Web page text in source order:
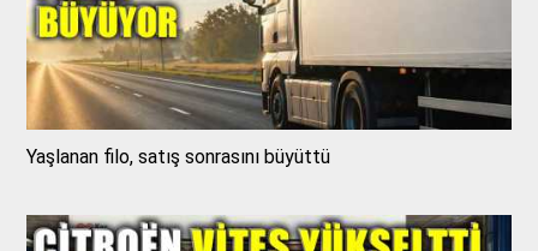
Yaşlanan filo, satış sonrasını büyüttü